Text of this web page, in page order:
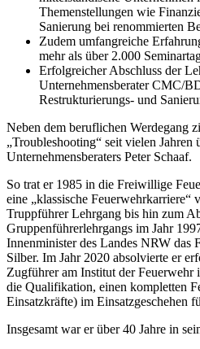
Themenstellungen wie
Sanierung bei renommierten
Zudem umfangreiche
mehr als über 2.000
Erfolgreicher Abschluss der
Unternehmensberater CMC/
Restrukturierungs- und
Neben dem beruflichen Werdegang
„Troubleshooting“ seit vielen Jahren
Unternehmensberaters Peter Schaaf.
So trat er 1985 in die Freiwillige
eine „klassische Feuerwehrkarriere“
Truppführer Lehrgang bis hin zum
Gruppenführerlehrgangs im Jahr
Innenminister des Landes NRW das
Silber. Im Jahr 2020 absolvierte er
Zugführer am Institut der Feuerwehr
die Qualifikation, einen kompletten
Einsatzkräfte) im Einsatzgeschehen
Insgesamt war er über 40 Jahre in